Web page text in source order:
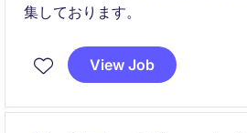
集しております。
View Job